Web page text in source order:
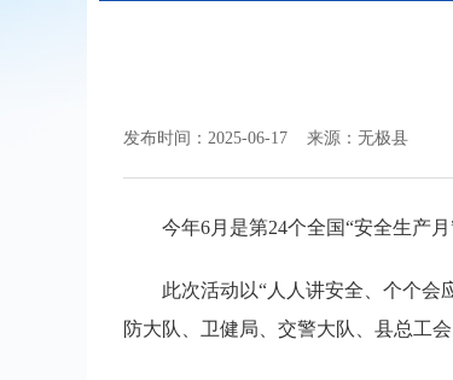
发布时间：2025-06-17 来源：无极县
今年6月是第24个全国“安全生产
此次活动以“人人讲安全、个个
防大队、卫健局、交警大队、县总工